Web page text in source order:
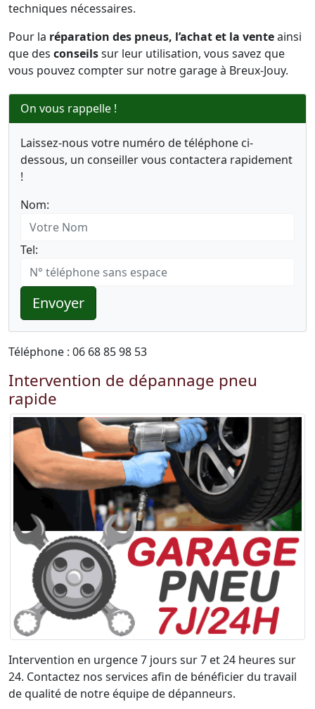
techniques nécessaires.
Pour la réparation des pneus, l’achat et la venteainsi
que des conseilssur leur utilisation, vous savez que
vous pouvez compter sur notre garage à Breux-Jouy.
On vous rappelle !
Laissez-nous votre numéro de téléphone ci-
dessous, un conseiller vous contactera rapidement
!
Nom:
Tel:
Envoyer
Téléphone : 06 68 85 98 53
Intervention de dépannage pneu
rapide
Intervention en urgence 7 jours sur 7 et 24 heures sur
24. Contactez nos services afin de bénéficier du travail
de qualité de notre équipe de dépanneurs.